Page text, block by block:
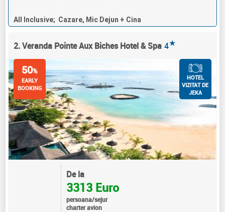
All Inclusive; Cazare, Mic Dejun + Cina
2. Veranda Pointe Aux Biches Hotel & Spa 4★
50%
EARLY
BOOKING
HOTEL
VIZITAT DE
JEKA
De la
3313 Euro
persoana/sejur
charter avion